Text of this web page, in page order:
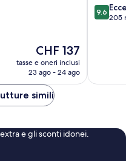
Il
prezzo
attuale
CHF 137
CHF 137
tasse e oneri inclusi
23 ago - 24 ago
9.6
su
9.6
205
simili
e gli sconti idonei.